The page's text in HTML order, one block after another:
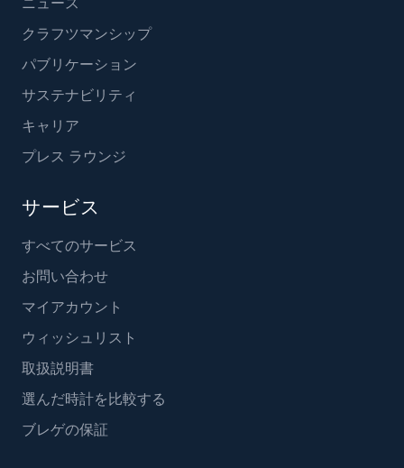
クラフツマンシップ
パブリケーション
サステナビリティ
キャリア
プレス ラウンジ
サービス
すべてのサービス
お問い合わせ
マイアカウント
ウィッシュリスト
取扱説明書
選んだ時計を比較する
ブレゲの保証